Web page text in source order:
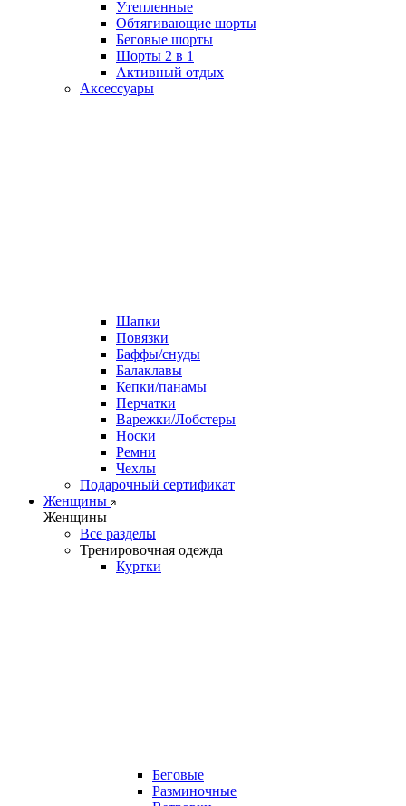
Утепленные
Обтягивающие шорты
Беговые шорты
Шорты 2 в 1
Активный отдых
Аксессуары
Шапки
Повязки
Баффы/снуды
Балаклавы
Кепки/панамы
Перчатки
Варежки/Лобстеры
Носки
Ремни
Чехлы
Подарочный сертификат
Женщины
Женщины
Все разделы
Тренировочная одежда
Куртки
Беговые
Разминочные